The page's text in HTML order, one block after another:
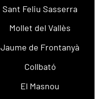
Sant Feliu Sasserra
Mollet del Vallès
Jaume de Frontanyà
Collbató
El Masnou